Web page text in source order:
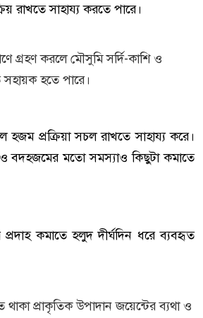
রাখতে সাহায্য করতে পারে।
গ্রহণ করলে মৌসুমি সর্দি-কাশি ও
হতে পারে।
হজম প্রক্রিয়া সচল রাখতে সাহায্য করে।
বদহজমের মতো সমস্যাও কিছুটা কমাতে
প্রদাহ কমাতে হলুদ দীর্ঘদিন ধরে ব্যবহৃত
প্রাকৃতিক উপাদান জয়েন্টের ব্যথা ও